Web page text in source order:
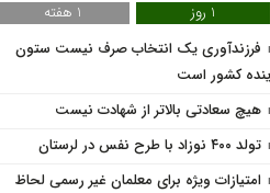
1 روز
1 هفته
فرزندآوری یک انتخاب صرف نیست ستون
کشور است
هیچ سعادتی بالاتر از شهادت نیست
تولد ۴۰۰ نوزاد با طرح نفس در لرستان
امتیازات ویژه برای معلمان غیر رسمی لحاظ